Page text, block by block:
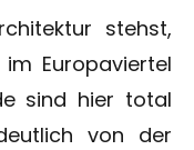
stehst,
Europaviertel
sind hier total
von der